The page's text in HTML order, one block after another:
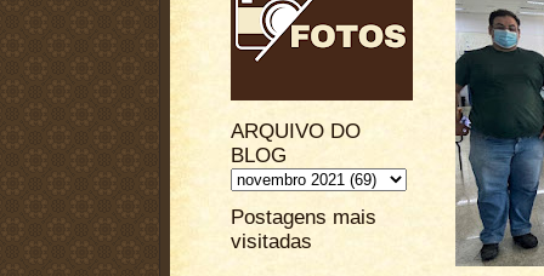
ARQUIVO DO
BLOG
Postagens mais
visitadas